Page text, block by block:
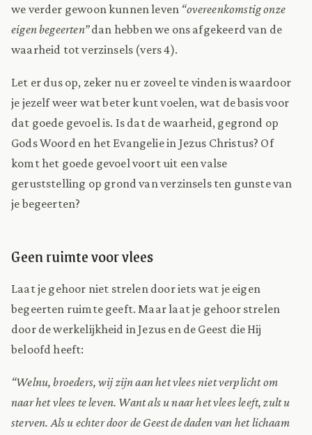
we verder gewoon kunnen leven “overeenkomstig onze
eigen begeerten”dan hebben we ons afgekeerd van de
waarheid tot verzinsels (vers 4).
Let er dus op, zeker nu er zoveel te vinden is waardoor
je jezelf weer wat beter kunt voelen, wat de basis voor
dat goede gevoel is. Is dat de waarheid, gegrond op
Gods Woord en het Evangelie in Jezus Christus? Of
komt het goede gevoel voort uit een valse
geruststelling op grond van verzinsels ten gunste van
je begeerten?
Geen ruimte voor vlees
Laat je gehoor niet strelen door iets wat je eigen
begeerten ruimte geeft. Maar laat je gehoor strelen
door de werkelijkheid in Jezus en de Geest die Hij
beloofd heeft:
“Welnu, broeders, wij zijn aan het vlees niet verplicht om
naar het vlees te leven. Want als u naar het vlees leeft, zult u
sterven. Als u echter door de Geest de daden van het lichaam